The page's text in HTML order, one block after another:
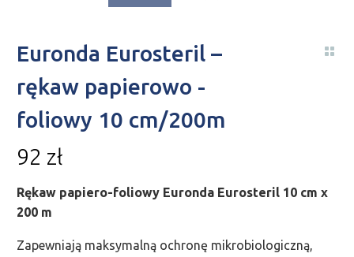
Euronda Eurosteril –
rękaw papierowo -
foliowy 10 cm/200m
92 zł
Rękaw papiero-foliowy Euronda Eurosteril 10 cm x
200 m
Zapewniają maksymalną ochronę mikrobiologiczną,